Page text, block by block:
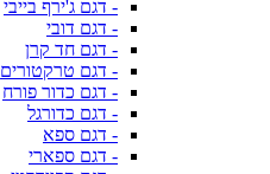
- דגם ג'ירף בייבי
- דגם דובי
- דגם חד קרן
- דגם טרקטורים
- דגם כדור פורח
- דגם כדורגל
- דגם ספא
- דגם ספארי